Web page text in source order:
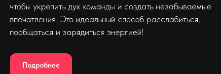
чтобы укрепить дух команды и создать незабываемые
впечатления. Это идеальный способ расслабиться,
пообщаться и зарядиться энергией!
Подробнее